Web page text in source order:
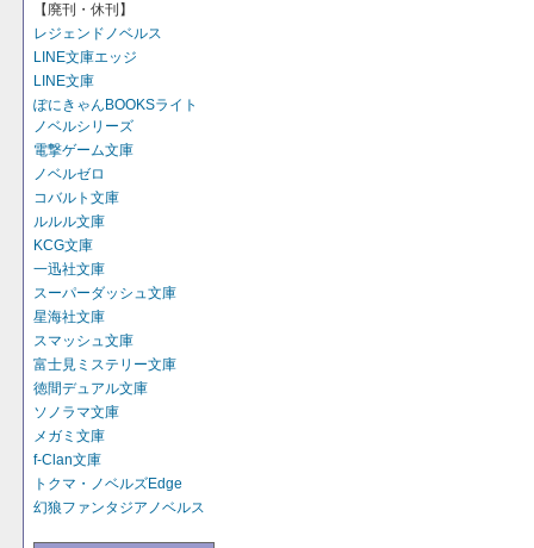
【廃刊・休刊】
レジェンドノベルス
LINE文庫エッジ
LINE文庫
ぽにきゃんBOOKSライト
ノベルシリーズ
電撃ゲーム文庫
ノベルゼロ
コバルト文庫
ルルル文庫
KCG文庫
一迅社文庫
スーパーダッシュ文庫
星海社文庫
スマッシュ文庫
富士見ミステリー文庫
徳間デュアル文庫
ソノラマ文庫
メガミ文庫
f-Clan文庫
トクマ・ノベルズEdge
幻狼ファンタジアノベルス